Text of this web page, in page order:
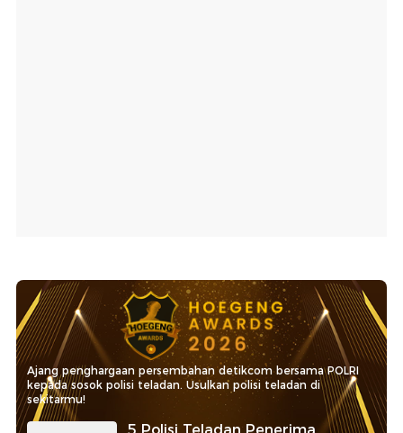
Ajang penghargaan persembahan detikcom bersama POLRI
kepada sosok polisi teladan. Usulkan polisi teladan di
sekitarmu!
5 Polisi Teladan Penerima